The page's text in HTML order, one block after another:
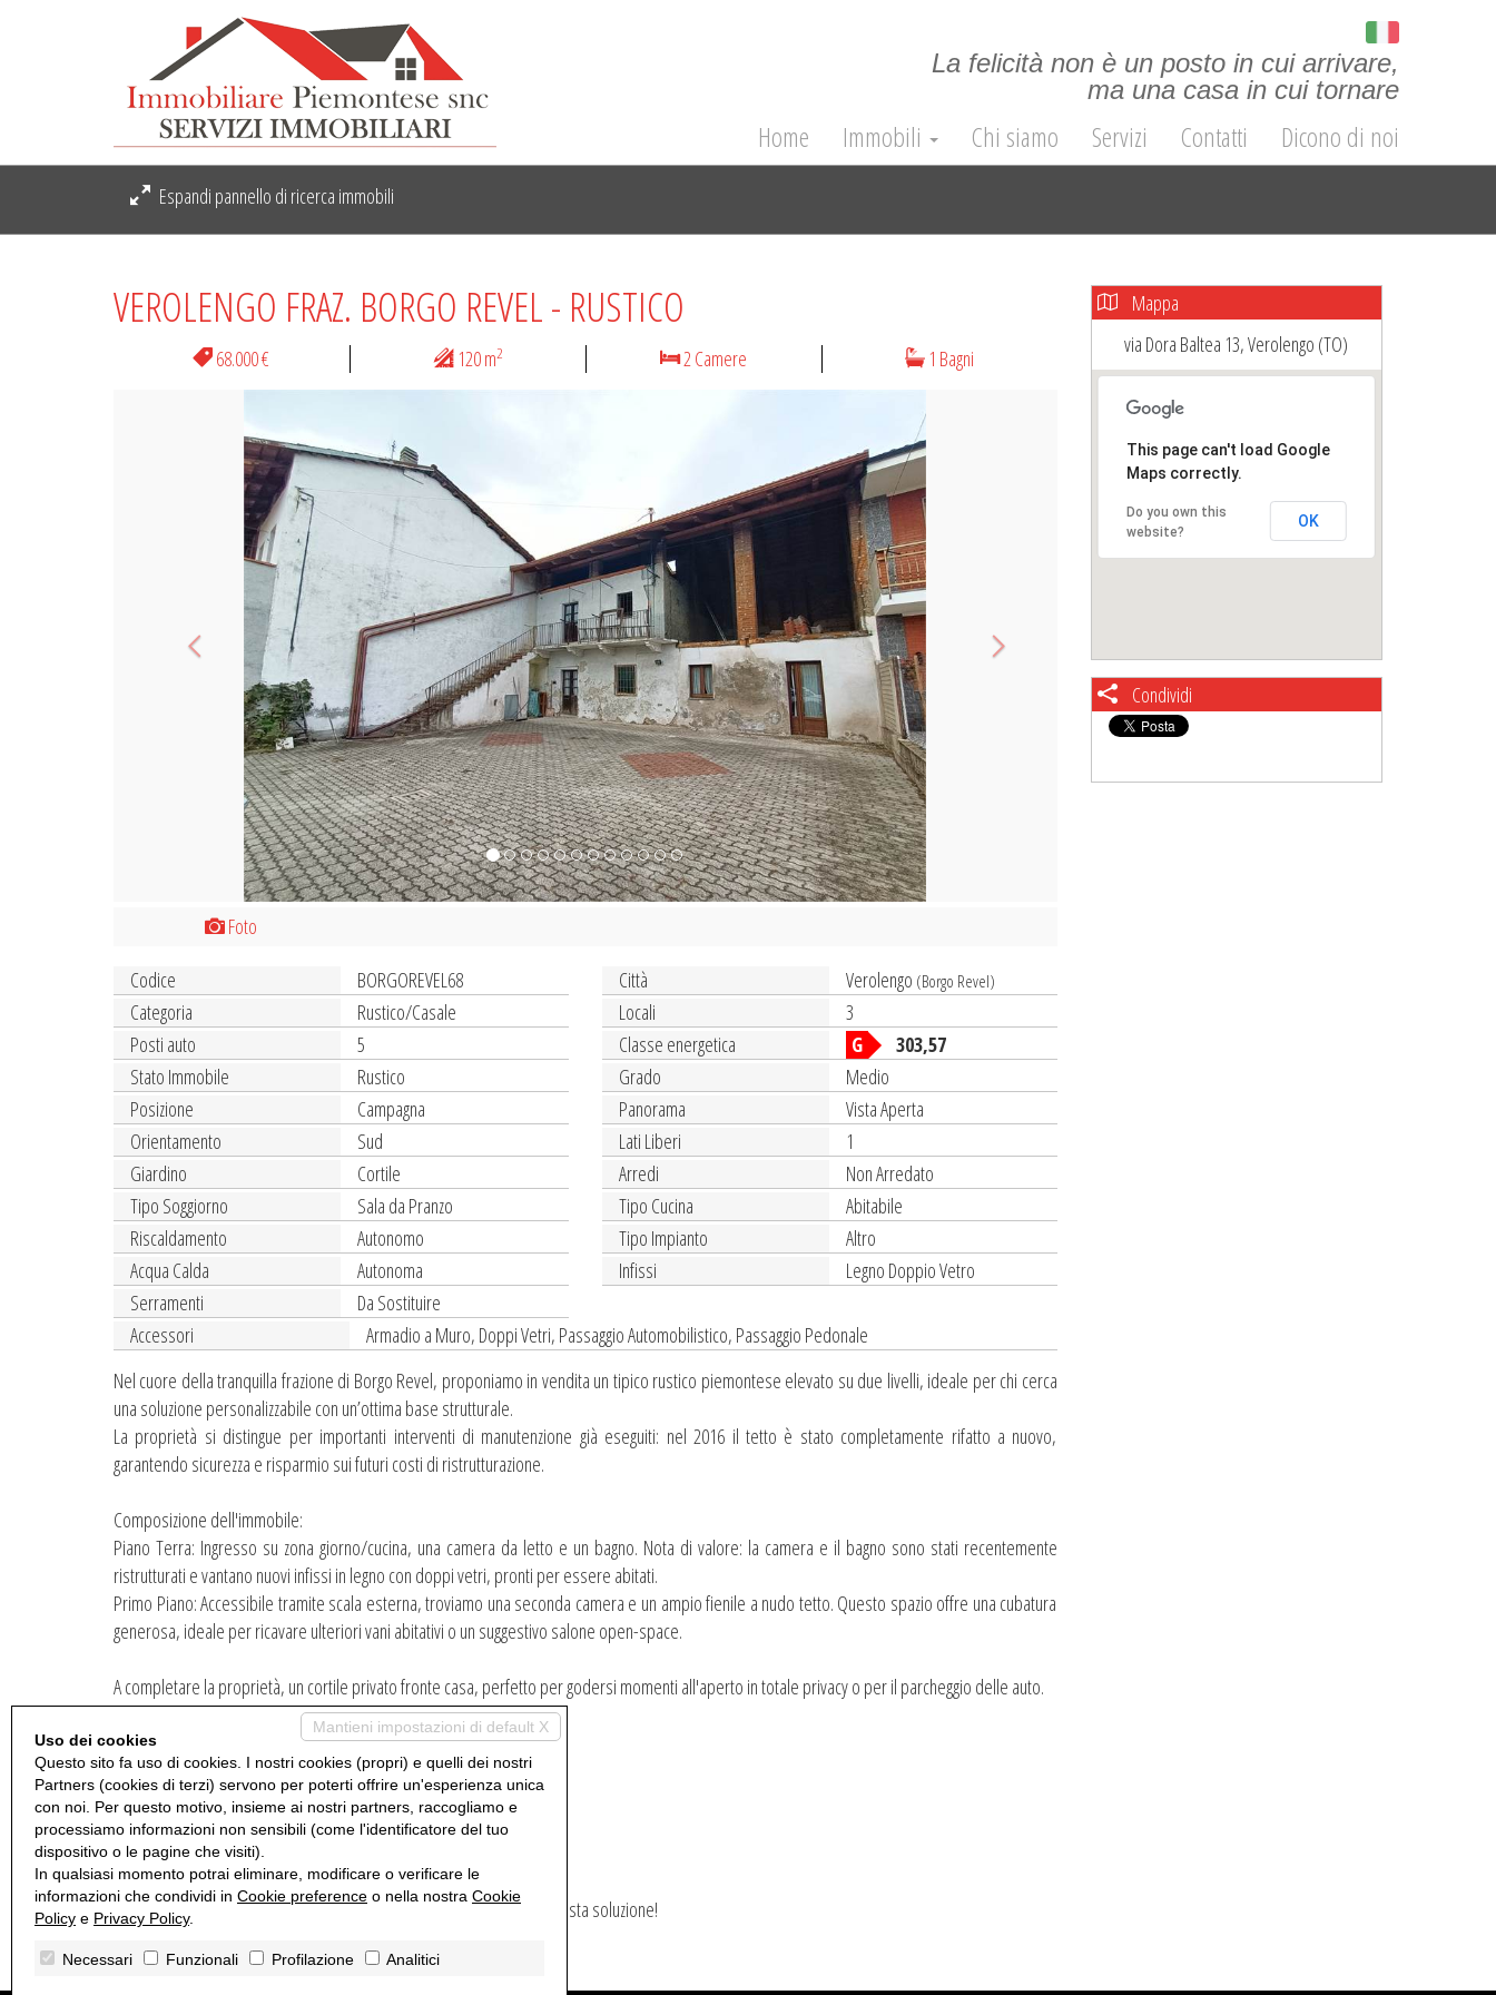
La felicità non è un posto in cui arrivare,
ma una casa in cui tornare
Home Immobili Chi siamo Servizi Contatti Dicono di noi
Espandi pannello di ricerca immobili
VEROLENGO FRAZ. BORGO REVEL - RUSTICO
68.000 € 120 m2 2 Camere 1 Bagni
Foto
Codice
BORGOREVEL68 Città Verolengo (Borgo Revel)
Categoria Rustico/Casale Locali
3
Posti auto
5 Classe energetica G
303,57
Stato Immobile
Rustico Grado
Medio
Posizione
Campagna Panorama
Vista Aperta
Orientamento
Sud Lati Liberi
1
Giardino
Cortile Arredi
Non Arredato
Tipo Soggiorno
Sala da Pranzo Tipo Cucina
Abitabile
Riscaldamento
Autonomo Tipo Impianto
Altro
Acqua Calda
Autonoma Infissi
Legno Doppio Vetro
Serramenti
Da Sostituire
Accessori
Armadio a Muro, Doppi Vetri, Passaggio Automobilistico, Passaggio Pedonale
Nel cuore della tranquilla frazione di Borgo Revel, proponiamo in vendita un tipico rustico piemontese elevato su due livelli, ideale per chi cerca
una soluzione personalizzabile con un’ottima base strutturale.
La proprietà si distingue per importanti interventi di manutenzione già eseguiti: nel 2016 il tetto è stato completamente rifatto a nuovo,
garantendo sicurezza e risparmio sui futuri costi di ristrutturazione.
Composizione dell'immobile:
Piano Terra: Ingresso su zona giorno/cucina, una camera da letto e un bagno. Nota di valore: la camera e il bagno sono stati recentemente
ristrutturati e vantano nuovi infissi in legno con doppi vetri, pronti per essere abitati.
Primo Piano: Accessibile tramite scala esterna, troviamo una seconda camera e un ampio fienile a nudo tetto. Questo spazio offre una cubatura
generosa, ideale per ricavare ulteriori vani abitativi o un suggestivo salone open-space.
A completare la proprietà, un cortile privato fronte casa, perfetto per godersi momenti all'aperto in totale privacy o per il parcheggio delle auto.
Perché acquistarlo?
Tetto nuovo (2016).
Infissi recenti in parte della casa.
Ampia possibilità di personalizzazione e ampliamento.
Posizione centrale e comoda ai servizi della frazione.
Contattaci per fissare un appuntamento e scoprire il potenziale di questa soluzione!
Mappa
via Dora Baltea 13, Verolengo (TO)
This page can't load Google
Maps correctly.
Do you own this
website?
OK
Condividi
Mantieni impostazioni di default X
Uso dei cookies
Questo sito fa uso di cookies. I nostri cookies (propri) e quelli dei nostri
Partners (cookies di terzi) servono per poterti offrire un'esperienza unica
con noi. Per questo motivo, insieme ai nostri partners, raccogliamo e
processiamo informazioni non sensibili (come l'identificatore del tuo
dispositivo o le pagine che visiti).
In qualsiasi momento potrai eliminare, modificare o verificare le
informazioni che condividi in Cookie preference o nella nostra Cookie
Policy e Privacy Policy.
Necessari Funzionali Profilazione Analitici